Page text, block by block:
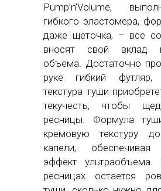
Pump’n’Volume,
гибкого эластомера,
даже щеточка, – все
вносят свой вклад
объема. Достаточно
руке гибкий
текстура туши
текучесть, чтобы
ресницы. Формула
кремовую текстуру
капели, обеспечивая
эффект
ресницах остается